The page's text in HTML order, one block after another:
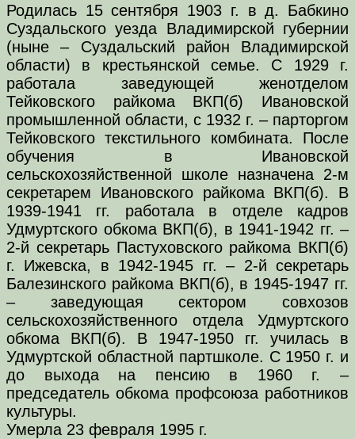
Родилась 15 сентября 1903 г. в д. Бабкино
Суздальского уезда Владимирской губернии
(ныне – Суздальский район Владимирской
области) в крестьянской семье. С 1929 г.
работала заведующей женотделом
Тейковского райкома ВКП(б) Ивановской
промышленной области, с 1932 г. – парторгом
Тейковского текстильного комбината. После
обучения в Ивановской
сельскохозяйственной школе назначена 2-м
секретарем Ивановского райкома ВКП(б). В
1939-1941 гг. работала в отделе кадров
Удмуртского обкома ВКП(б), в 1941-1942 гг. –
2-й секретарь Пастуховского райкома ВКП(б)
г. Ижевска, в 1942-1945 гг. – 2-й секретарь
Балезинского райкома ВКП(б), в 1945-1947 гг.
– заведующая сектором совхозов
сельскохозяйственного отдела Удмуртского
обкома ВКП(б). В 1947-1950 гг. училась в
Удмуртской областной партшколе. С 1950 г. и
до выхода на пенсию в 1960 г. –
председатель обкома профсоюза работников
культуры.
Умерла 23 февраля 1995 г.